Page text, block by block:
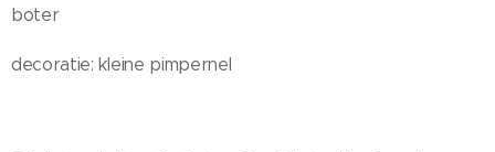
boter
decoratie: kleine pimpernel